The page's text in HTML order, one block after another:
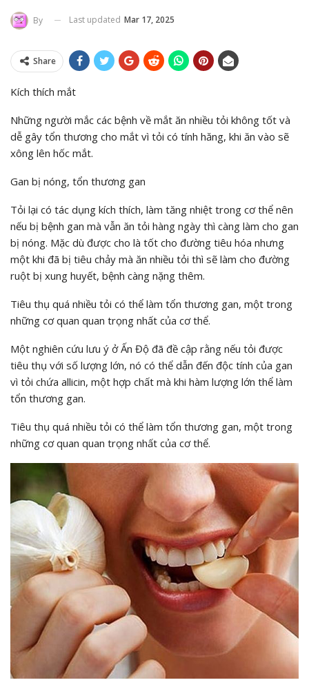
By Last updated Mar 17, 2025
Share
Kích thích mắt
Những người mắc các bệnh về mắt ăn nhiều tỏi không tốt và
dễ gây tổn thương cho mắt vì tỏi có tính hăng, khi ăn vào sẽ
xông lên hốc mắt.
Gan bị nóng, tổn thương gan
Tỏi lại có tác dụng kích thích, làm tăng nhiệt trong cơ thể nên
nếu bị bệnh gan mà vẫn ăn tỏi hàng ngày thì càng làm cho gan
bị nóng. Mặc dù được cho là tốt cho đường tiêu hóa nhưng
một khi đã bị tiêu chảy mà ăn nhiều tỏi thì sẽ làm cho đường
ruột bị xung huyết, bệnh càng nặng thêm.
Tiêu thụ quá nhiều tỏi có thể làm tổn thương gan, một trong
những cơ quan quan trọng nhất của cơ thể.
Một nghiên cứu lưu ý ở Ấn Độ đã đề cập rằng nếu tỏi được
tiêu thụ với số lượng lớn, nó có thể dẫn đến độc tính của gan
vì tỏi chứa allicin, một hợp chất mà khi hàm lượng lớn thể làm
tổn thương gan.
Tiêu thụ quá nhiều tỏi có thể làm tổn thương gan, một trong
những cơ quan quan trọng nhất của cơ thể.